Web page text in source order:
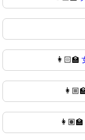
👩🏻‍🏫
👩🏽‍🏫